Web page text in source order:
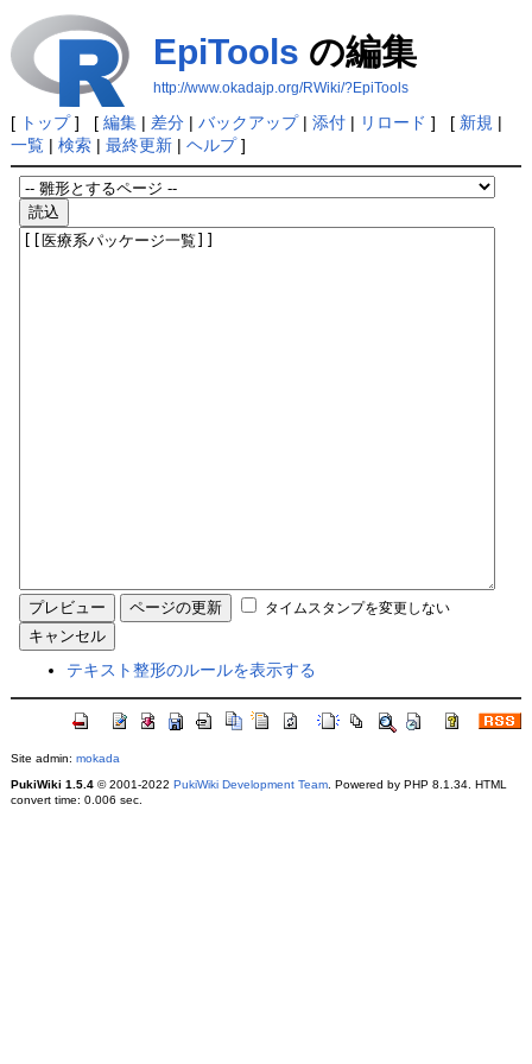
EpiTools の編集
http://www.okadajp.org/RWiki/?EpiTools
[ トップ] [ 編集| 差分| バックアップ| 添付| リロード ] [ 新規 |
一覧| 検索| 最終更新| ヘルプ]
タイムスタンプを変更しない
テキスト整形のルールを表示する
Site admin: mokada
PukiWiki 1.5.4© 2001-2022 PukiWiki Development Team. Powered by PHP 8.1.34. HTML
convert time: 0.006 sec.